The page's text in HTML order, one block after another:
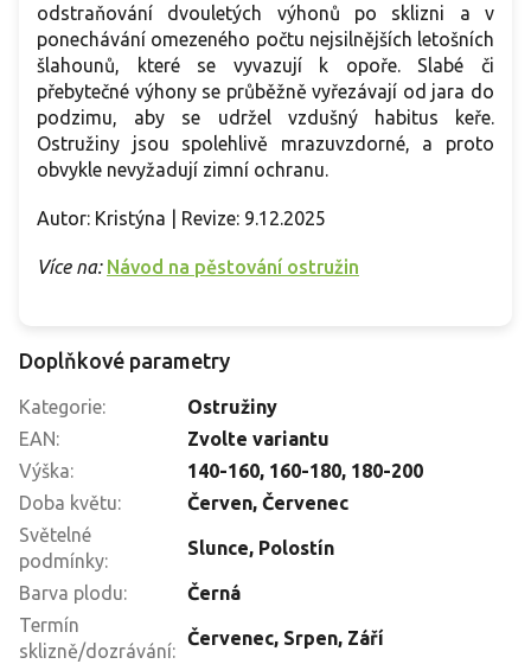
odstraňování dvouletých výhonů po sklizni a v
ponechávání omezeného počtu nejsilnějších letošních
šlahounů, které se vyvazují k opoře. Slabé či
přebytečné výhony se průběžně vyřezávají od jara do
podzimu, aby se udržel vzdušný habitus keře.
Ostružiny jsou spolehlivě mrazuvzdorné, a proto
obvykle nevyžadují zimní ochranu.
Autor: Kristýna | Revize: 9.12.2025
Více na: Návod na pěstování ostružin
Doplňkové parametry
Kategorie:
Ostružiny
EAN:
Zvolte variantu
Výška: 140-160, 160-180, 180-200
Doba květu:
Červen, Červenec
Světelné
podmínky:
Slunce, Polostín
Barva plodu:
Černá
Termín
sklizně/dozrávání:
Červenec, Srpen, Září